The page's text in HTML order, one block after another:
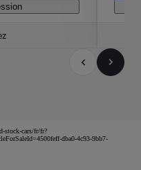
stock-cars/fr/fr?
dba0-4c93-9bb7-